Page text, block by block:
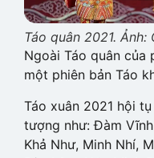
Táo quân 2021. Ảnh:
Ngoài Táo quân của
một phiên bản Táo
Táo xuân 2021 hội
tượng như: Đàm
Khả Như, Minh Nhí,